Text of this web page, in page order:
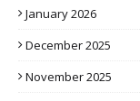
January 2026
December 2025
November 2025